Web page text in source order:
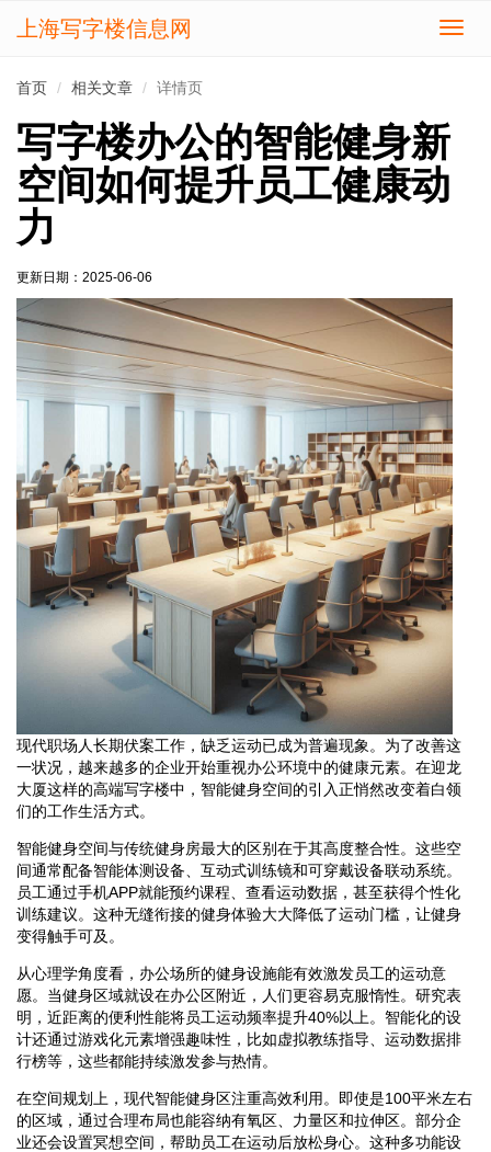
切
上海写字楼信息网
首页 相关文章 详情页
写字楼办公的智能健身新
空间如何提升员工健康动
力
更新日期： 2025-06-06
现代职场人长期伏案工作，缺乏运动已成为普遍现象。为了改善这
一状况，越来越多的企业开始重视办公环境中的健康元素。在迎龙
大厦这样的高端写字楼中，智能健身空间的引入正悄然改变着白领
们的工作生活方式。
智能健身空间与传统健身房最大的区别在于其高度整合性。这些空
间通常配备智能体测设备、互动式训练镜和可穿戴设备联动系统。
员工通过手机APP就能预约课程、查看运动数据，甚至获得个性化
训练建议。这种无缝衔接的健身体验大大降低了运动门槛，让健身
变得触手可及。
从心理学角度看，办公场所的健身设施能有效激发员工的运动意
愿。当健身区域就设在办公区附近，人们更容易克服惰性。研究表
明，近距离的便利性能将员工运动频率提升40%以上。智能化的设
计还通过游戏化元素增强趣味性，比如虚拟教练指导、运动数据排
行榜等，这些都能持续激发参与热情。
在空间规划上，现代智能健身区注重高效利用。即使是100平米左右
的区域，通过合理布局也能容纳有氧区、力量区和拉伸区。部分企
业还会设置冥想空间，帮助员工在运动后放松身心。这种多功能设